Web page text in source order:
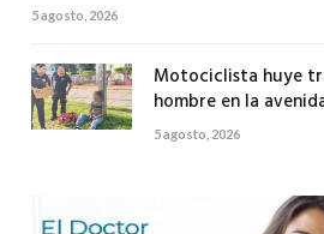
5 agosto, 2026
Motociclista huye
hombre en la
5 agosto, 2026